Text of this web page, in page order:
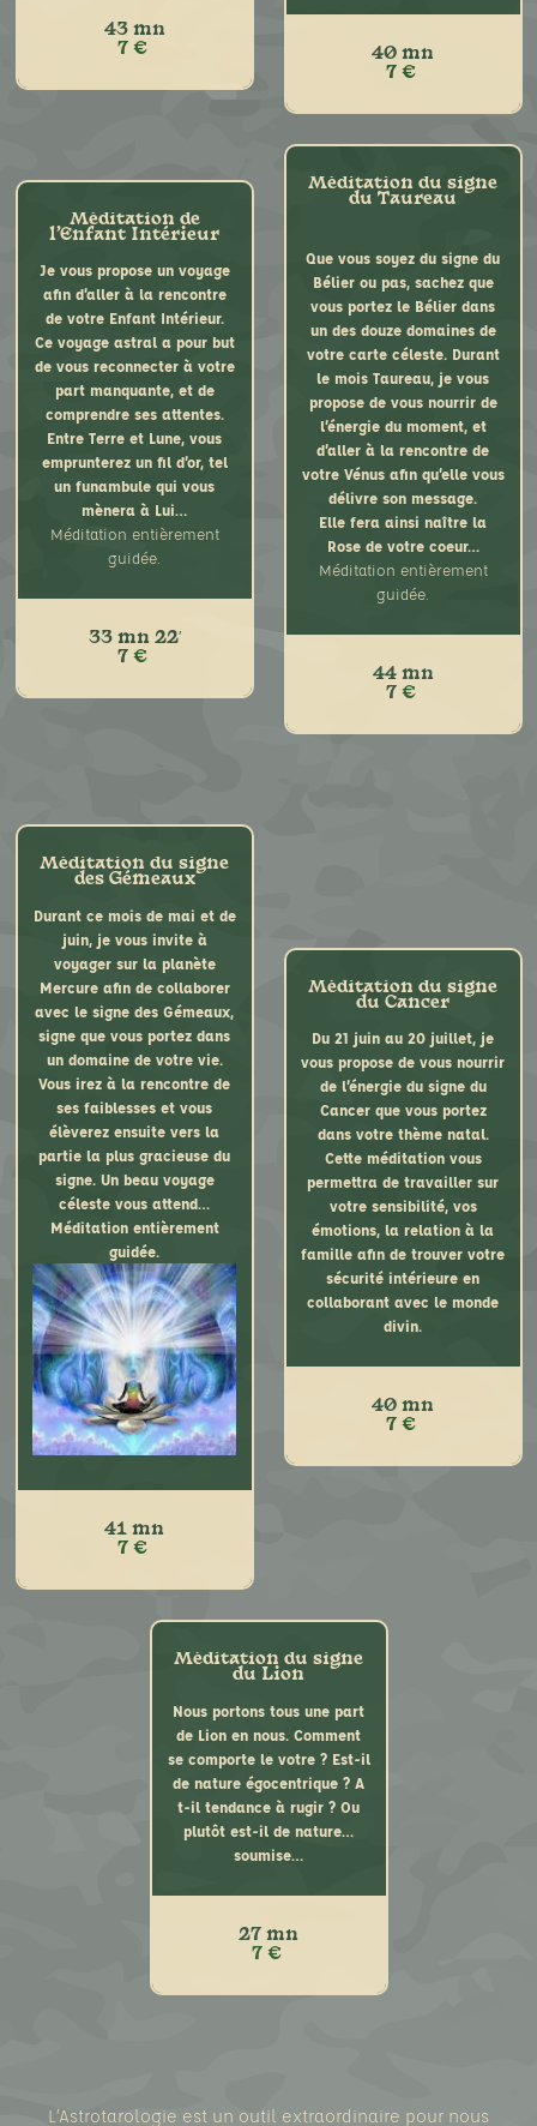
extraire, et de lâcher prise.
guidée
nous convient pas, qui nous
pourtant, nous reproduisons
des schémas de vie
répétitifs, je vous propose
d’empreinter et d’explorer la
Roue de Fortune. Vous
percevrez que cette Roue
n’est pas qu’un
emprisonnement, mais qu’il y
a bien une solution pour s’en
libérer…
43 mn
7 €
Que vous soyez du signe du
Bélier ou ascendant Bélier,
sachez que vous portez ce
signe dans un des douze
domaines de votre carte
céleste. Durant ces mois de
mars et avril, je vous invite
à voyager au coeur de la
planète Mars afin d’y
rencontrer ses énergies.
l’énergie du Bélier ? L’animal
beau voyage céleste empli
Méditation entièrement
Que vous soyez du signe du
Bélier ou ascendant Bélier,
signe dans un des douze
domaines de votre carte
céleste. Durant ces mois de
mars et avril, je vous invite
à voyager au coeur de la
planète Mars afin d’y
rencontrer ses énergies.
Comment utilisez vous
l’énergie du Bélier ? L’animal
vous offrira sa force, un
beau voyage céleste empli
de surprises…
Méditation entièrement
guidée.
40 mn
7 €
Méditation de
l'Enfant Intérieur
Je vous propose un voyage
afin d’aller à la rencontre
de votre Enfant Intérieur.
Ce voyage astral a pour but
de vous reconnecter à votre
part manquante, et de
comprendre ses attentes.
Entre Terre et Lune, vous
emprunterez un fil d’or, tel
un funambule qui vous
mènera à Lui…
Méditation entièrement
guidée.
part manquante, et de
comprendre ses attentes.
Entre Terre et Lune, vous
emprunterez un fil d’or, tel un
funambule qui vous mènera
Méditation entièrement
guidée.
33 mn 22′
7 €
Méditation du signe
du Taureau
Que vous soyez du signe du
Bélier ou pas, sachez que
vous portez le Bélier dans
un des douze domaines de
votre carte céleste. Durant
le mois Taureau, je vous
propose de vous nourrir de
l’énergie du moment, et
d’aller à la rencontre de
votre Vénus afin qu’elle vous
délivre son message.
Elle fera ainsi naître la
Rose de votre coeur…
Méditation entièrement
guidée.
vous portez ce signe dans un
carte céleste. Durant le mois
Taureau, je vous propose de
vous nourrir de l’énergie du
moment, et d’aller à la
rencontre de votre Vénus afin
qu’elle vous délivre son
message.
Elle fera ainsi naître la Rose
de votre coeur…
Méditation entièrement
guidée.
44 mn
7 €
Méditation du signe
des Gémeaux
Durant ce mois de mai et de
juin, je vous invite à
voyager sur la planète
Mercure afin de collaborer
avec le signe des Gémeaux,
signe que vous portez dans
un domaine de votre vie.
Vous irez à la rencontre de
ses faiblesses et vous
élèverez ensuite vers la
partie la plus gracieuse du
signe. Un beau voyage
céleste vous attend…
Méditation entièrement
guidée.
Durant ce mois de mai et de
juin, je vous invite à voyager
sur la planète Mercure afin
des Gémeaux, signe que vous
votre vie. Vous irez à la
rencontre de ses faiblesses
et vous élèverez ensuite vers
la partie la plus gracieuse du
céleste vous attend…
41 mn
7 €
Méditation du signe
du Cancer
Du 21 juin au 20 juillet, je
vous propose de vous nourrir
de l’énergie du signe du
Cancer que vous portez
dans votre thème natal.
Cette méditation vous
permettra de travailler sur
votre sensibilité, vos
émotions, la relation à la
famille afin de trouver votre
sécurité intérieure en
collaborant avec le monde
divin.
vous propose de vous nourrir
de l’énergie du signe du
Cancer que vous portez dans
votre thème natal. Cette
méditation pour permettra de
travailler sur votre
collaborant avec le monde
40 mn
7 €
Méditation du signe
du Lion
Nous portons tous une part
de Lion en nous. Comment
se comporte le votre ? Est-il
de nature égocentrique ? A
t-il tendance à rugir ? Ou
plutôt est-il de nature…
soumise…
27 mn
7 €
L’Astrotarologie est un outil extraordinaire pour nous